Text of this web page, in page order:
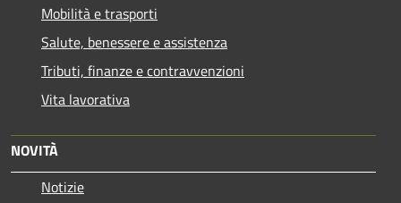
Mobilità e trasporti
Salute, benessere e assistenza
Tributi, finanze e contravvenzioni
Vita lavorativa
NOVITÀ
Notizie